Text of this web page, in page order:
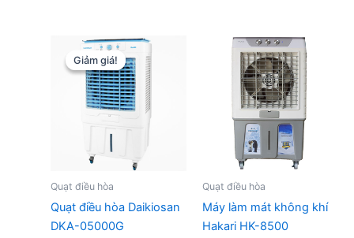
8.700.000 ₫.là:
6.790.000 ₫.
3.800.000 ₫.là:
Giảm giá!
Giảm giá!
Quạt điều hòa
Quạt điều hòa Daikiosan
DKA-05000G
Quạt điều hòa
Máy làm mát không khí
Hakari HK-8500